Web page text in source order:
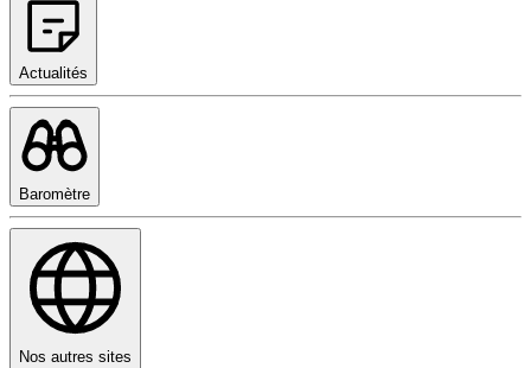
Actualités
Baromètre
Nos autres sites